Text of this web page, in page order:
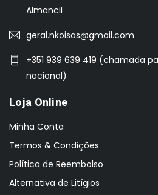
Almancil
geral.nkoisas@gmail.com
+351 939 639 419 (chamada
nacional)
Loja Online
Minha Conta
Termos & Condições
Política de Reembolso
Alternativa de Litígios